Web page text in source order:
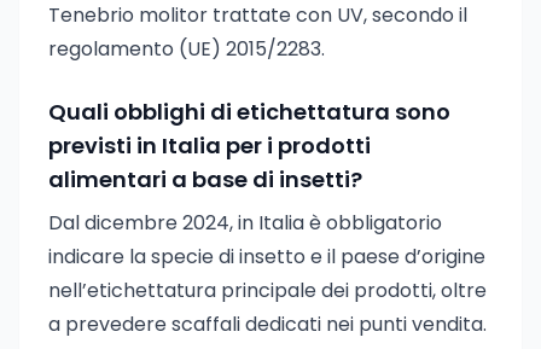
Tenebrio molitor trattate con UV, secondo il
regolamento (UE) 2015/2283.
Quali obblighi di etichettatura sono
previsti in Italia per i prodotti
alimentari a base di insetti?
Dal dicembre 2024, in Italia è obbligatorio
indicare la specie di insetto e il paese d’origine
nell’etichettatura principale dei prodotti, oltre
a prevedere scaffali dedicati nei punti vendita.